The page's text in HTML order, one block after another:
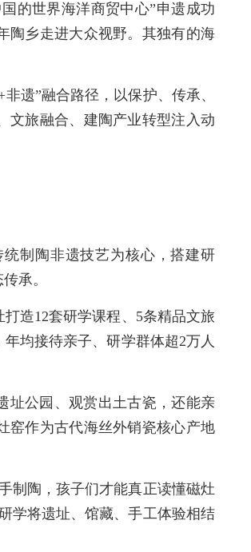
的世界海洋商贸中心”申遗成功
陶乡走进大众视野。其独有的海
遗”融合路径，以保护、传承、
文旅融合、建陶产业转型注入动
制陶非遗技艺为核心，搭建研
承。
造12套研学课程、5条精品文旅
均接待亲子、研学群体超2万人
址公园、观赏出土古瓷，还能亲
窑作为古代海丝外销瓷核心产地
制陶，孩子们才能真正读懂磁灶
学将遗址、馆藏、手工体验相结